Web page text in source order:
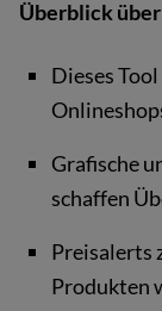
Überblick
Dieses
Grafische
schaffen
Preisalerts
Produkten